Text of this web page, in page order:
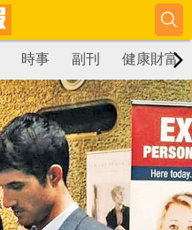
時事 副刊 健康財富